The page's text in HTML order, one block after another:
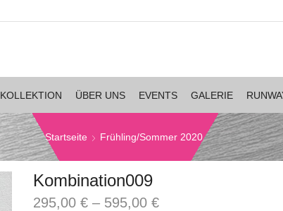
KOLLEKTION ÜBER UNS EVENTS GALERIE
Startseite Frühling/Sommer 2020
Kombination009
295,00 €– 595,00 €